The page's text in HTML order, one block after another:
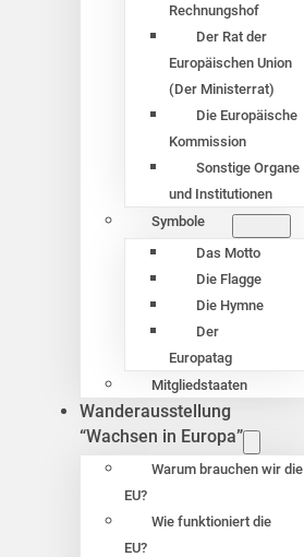
Rechnungshof
Der Rat der
Europäischen Union
(Der Ministerrat)
Die Europäische
Kommission
Sonstige Organe
und Institutionen
Symbole
Das Motto
Die Flagge
Die Hymne
Der
Europatag
Mitgliedstaaten
Wanderausstellung
“Wachsen in Europa”
Warum brauchen wir die
EU?
Wie funktioniert die
EU?